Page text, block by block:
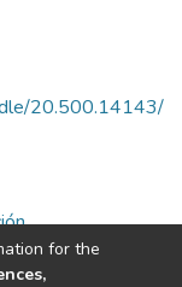
20.500.14143/
for the